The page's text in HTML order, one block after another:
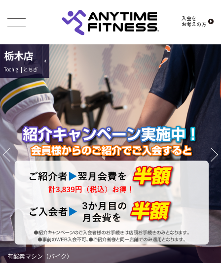
入会を
お考えの方
栃木店
Tochigi | とちぎ
有酸素マシン（バイク）